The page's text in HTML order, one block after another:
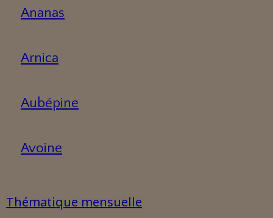
Ananas
Arnica
Aubépine
Avoine
Thématique mensuelle